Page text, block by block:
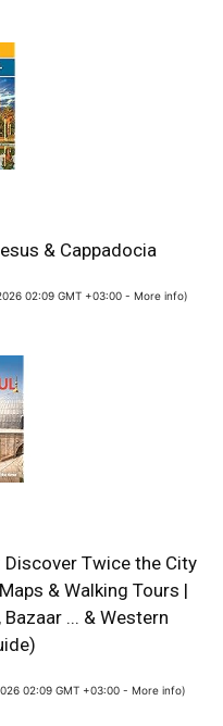
& Cappadocia
02:09 GMT +03:00 - More info)
Twice the City
& Walking Tours |
... & Western
02:09 GMT +03:00 - More info)